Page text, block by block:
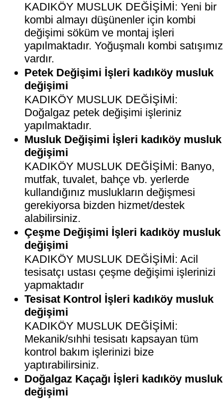
KADIKÖY MUSLUK DEĞİŞİMİ: Yeni bir
kombi almayı düşünenler için kombi
değişimi söküm ve montaj işleri
yapılmaktadır. Yoğuşmalı kombi satışımız
vardır.
Petek Değişimi İşleri kadıköy musluk
değişimi
KADIKÖY MUSLUK DEĞİŞİMİ:
Doğalgaz petek değişimi işleriniz
yapılmaktadır.
Musluk Değişimi İşleri kadıköy musluk
değişimi
KADIKÖY MUSLUK DEĞİŞİMİ: Banyo,
mutfak, tuvalet, bahçe vb. yerlerde
kullandığınız muslukların değişmesi
gerekiyorsa bizden hizmet/destek
alabilirsiniz.
Çeşme Değişimi İşleri kadıköy musluk
değişimi
KADIKÖY MUSLUK DEĞİŞİMİ: Acil
tesisatçı ustası çeşme değişimi işlerinizi
yapmaktadır
Tesisat Kontrol İşleri kadıköy musluk
değişimi
KADIKÖY MUSLUK DEĞİŞİMİ:
Mekanik/sıhhi tesisatı kapsayan tüm
kontrol bakım işlerinizi bize
yaptırabilirsiniz.
Doğalgaz Kaçağı İşleri kadıköy musluk
değişimi